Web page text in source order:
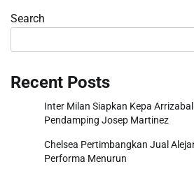
Search
Recent Posts
Inter Milan Siapkan Kepa
Pendamping Josep Martinez
Chelsea Pertimbangkan Jual
Performa Menurun